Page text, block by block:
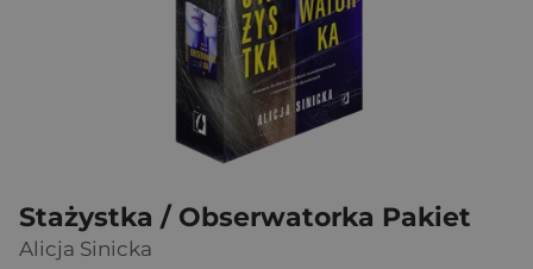
Stażystka / Obserwatorka Pakiet
Alicja Sinicka